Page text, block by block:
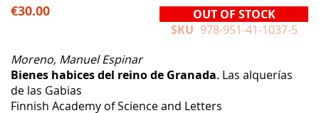
of
gallery
€30.00
OUT OF STOCK
SKU 978-951-41-1037-5
Moreno, Manuel Espinar
Bienes habices del reino de Granada. Las alquerías
de las Gabias
Finnish Academy of Science and Letters